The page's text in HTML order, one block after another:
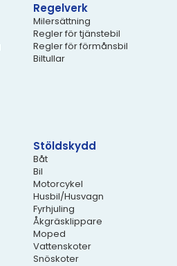
Regelverk
Milersättning
Regler för tjänstebil
Regler för förmånsbil
Biltullar
Stöldskydd
Båt
Bil
Motorcykel
Husbil/Husvagn
Fyrhjuling
Åkgräsklippare
Moped
Vattenskoter
Snöskoter